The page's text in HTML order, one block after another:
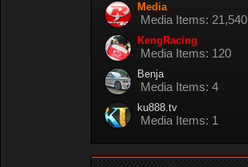
Media
Media Items: 21,540
KengRacing
Media Items: 120
Benja
Media Items: 4
ku888.tv
Media Items: 1